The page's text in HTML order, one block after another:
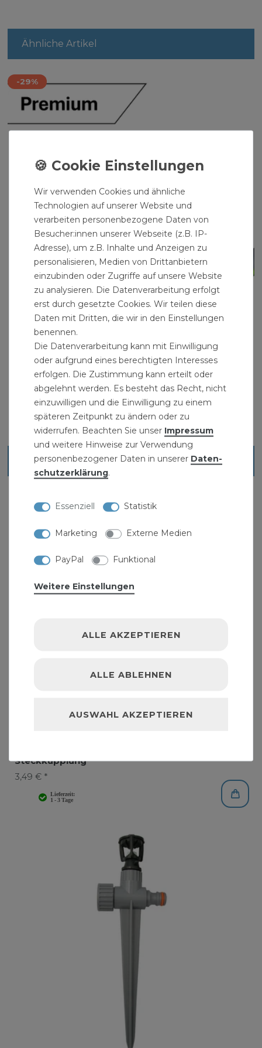
Ähnliche Artikel
-29%
Gartenschlauch Grau 1/2 Zoll 25 m 5-lagig
verstärkt knickfest "Premium"
UVP 37,99 €
26,99 € *
Meter | 1,08 € / Meter
Blick ins Sortiment
Steckkupplung
3,49 € *
Wir verwenden Cookies und ähnliche
Technologien auf unserer Website und
verarbeiten personenbezogene Daten von
Besucher:innen unserer Webseite (z.B. IP-
Adresse), um z.B. Inhalte und Anzeigen zu
personalisieren, Medien von Drittanbietern
einzubinden oder Zugriffe auf unsere Website
zu analysieren. Die Datenverarbeitung erfolgt
erst durch gesetzte Cookies. Wir teilen diese
Daten mit Dritten, die wir in den Einstellungen
benennen.
Die Datenverarbeitung kann mit Einwilligung
oder aufgrund eines berechtigten Interesses
erfolgen. Die Zustimmung kann erteilt oder
abgelehnt werden. Es besteht das Recht, nicht
einzuwilligen und die Einwilligung zu einem
späteren Zeitpunkt zu ändern oder zu
widerrufen. Beachten Sie unser Impressum
und weitere Hinweise zur Verwendung
personenbezogener Daten in unserer Daten­
schutz­erklärung.
Essenziell Statistik
Marketing Externe Medien
PayPal Funktional
Weitere Einstellungen
ALLE AKZEPTIEREN
ALLE ABLEHNEN
AUSWAHL AKZEPTIEREN